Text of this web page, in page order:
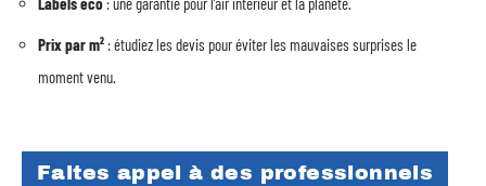
Prix par m² : étudiez les devis pour éviter les mauvaises surprises le
moment venu.
Faites appel à des professionnels